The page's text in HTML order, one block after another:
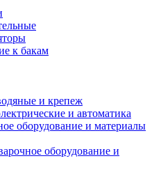
к бакам
и крепеж
и автоматика
оборудование и материалы
оборудование и